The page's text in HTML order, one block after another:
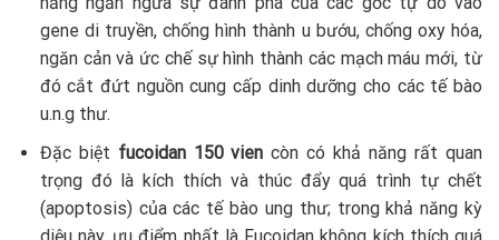
gene di truyền, chống hình thành u bướu, chống oxy hóa,
ngăn cản và ức chế sự hình thành các mạch máu mới, từ
đó cắt đứt nguồn cung cấp dinh dưỡng cho các tế bào
u.n.g thư.
Đặc biệt fucoidan 150 vien còn có khả năng rất quan
trọng đó là kích thích và thúc đẩy quá trình tự chết
(apoptosis) của các tế bào ung thư; trong khả năng kỳ